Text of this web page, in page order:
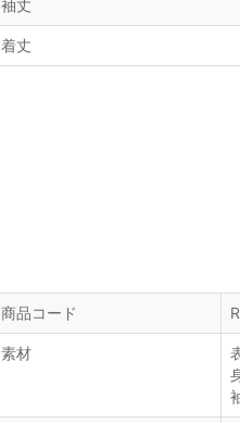
袖丈
着丈
商品コード
素材